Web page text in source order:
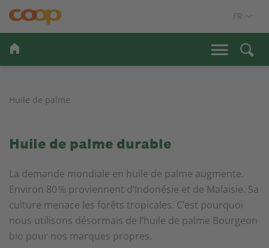
Huile de palme
Huile de palme durable
La demande mondiale en huile de palme augmente.
Environ 80 % proviennent d’Indonésie et de Malaisie. Sa
culture menace les forêts tropicales. C’est pourquoi
nous utilisons désormais de l’huile de palme Bourgeon
bio pour nos marques propres.